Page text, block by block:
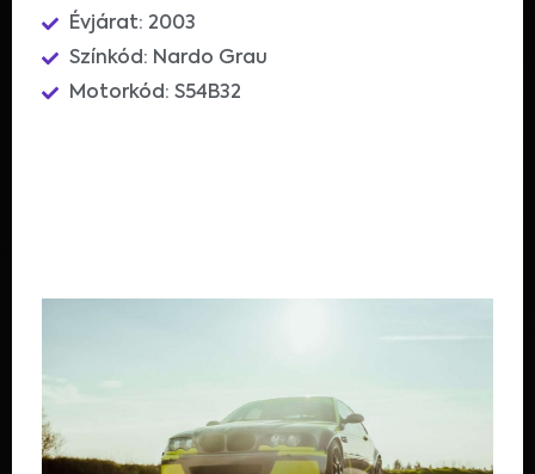
Évjárat: 2003
Színkód: Nardo Grau
Motorkód: S54B32